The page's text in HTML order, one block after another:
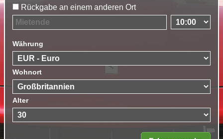
Rückgabe an einem anderen Ort
Währung
Wohnort
Alter